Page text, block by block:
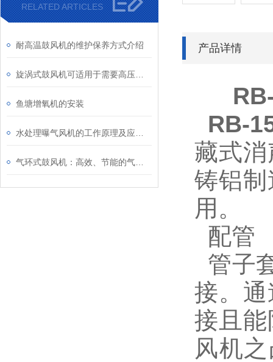
RELATED ARTICLES
耐高温鼓风机的维护保养方式介绍
鱼塘增氧机的安装
产品详情
RB-
藏式
铸铝
用。
配管
管子
接。
接且
风机